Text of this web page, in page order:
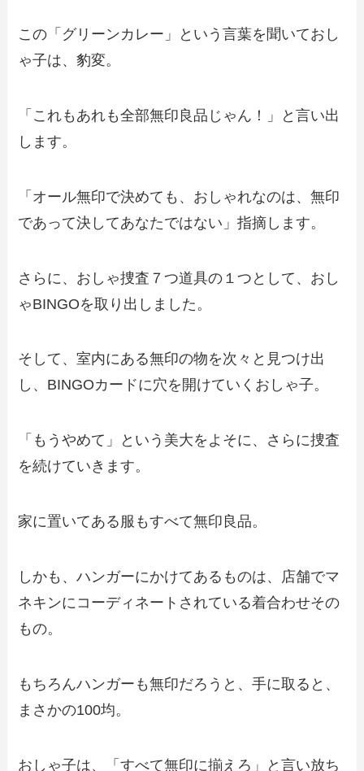
この「グリーンカレー」という言葉を聞いておし
ゃ子は、豹変。
「これもあれも全部無印良品じゃん！」と言い出
します。
「オール無印で決めても、おしゃれなのは、無印
であって決してあなたではない」指摘します。
さらに、おしゃ捜査７つ道具の１つとして、おし
ゃBINGOを取り出しました。
そして、室内にある無印の物を次々と見つけ出
し、BINGOカードに穴を開けていくおしゃ子。
「もうやめて」という美大をよそに、さらに捜査
を続けていきます。
家に置いてある服もすべて無印良品。
しかも、ハンガーにかけてあるものは、店舗でマ
ネキンにコーディネートされている着合わせその
もの。
もちろんハンガーも無印だろうと、手に取ると、
まさかの100均。
おしゃ子は、「すべて無印に揃えろ」と言い放ち